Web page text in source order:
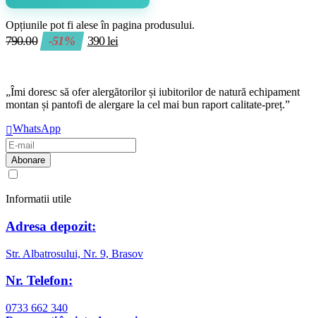
Opțiunile pot fi alese în pagina produsului.
790.00 -51% 390lei
„Îmi doresc să ofer alergătorilor și iubitorilor de natură echipament
montan și pantofi de alergare la cel mai bun raport calitate-preț.”
WhatsApp
Informatii utile
Adresa depozit:
Str. Albatrosului, Nr. 9, Brasov
Nr. Telefon:
0733 662 340